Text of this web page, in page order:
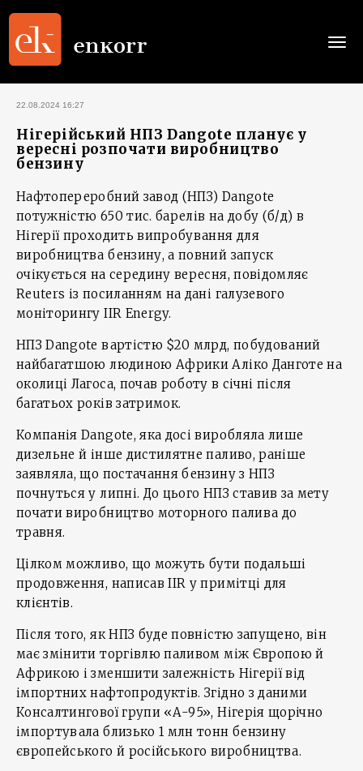
22.08.2024 16:27
Нігерійський НПЗ Dangote планує у
вересні розпочати виробництво
бензину
Нафтопереробний завод (НПЗ) Dangote
потужністю 650 тис. барелів на добу (б/д) в
Нігерії проходить випробування для
виробництва бензину, а повний запуск
очікується на середину вересня, повідомляє
Reuters із посиланням на дані галузевого
моніторингу IIR Energy.
НПЗ Dangote вартістю $20 млрд, побудований
найбагатшою людиною Африки Аліко Данготе на
околиці Лагоса, почав роботу в січні після
багатьох років затримок.
Компанія Dangote, яка досі виробляла лише
дизельне й інше дистилятне паливо, раніше
заявляла, що постачання бензину з НПЗ
почнуться у липні. До цього НПЗ ставив за мету
почати виробництво моторного палива до
травня.
Цілком можливо, що можуть бути подальші
продовження, написав IIR у примітці для
клієнтів.
Після того, як НПЗ буде повністю запущено, він
має змінити торгівлю паливом між Європою й
Африкою і зменшити залежність Нігерії від
імпортних нафтопродуктів. Згідно з даними
Консалтингової групи «А-95», Нігерія щорічно
імпортувала близько 1 млн тонн бензину
європейського й російського виробництва.